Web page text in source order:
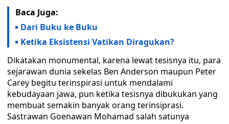
Baca Juga:
Dari Buku ke Buku
Ketika Eksistensi Vatikan Diragukan?
Dikatakan monumental, karena lewat tesisnya itu, para
sejarawan dunia sekelas Ben Anderson maupun Peter
Carey begitu terinspirasi untuk mendalami
kebudayaan jawa, pun ketika tesisnya dibukukan yang
membuat semakin banyak orang terinsiprasi.
Sastrawan Goenawan Mohamad salah satunya